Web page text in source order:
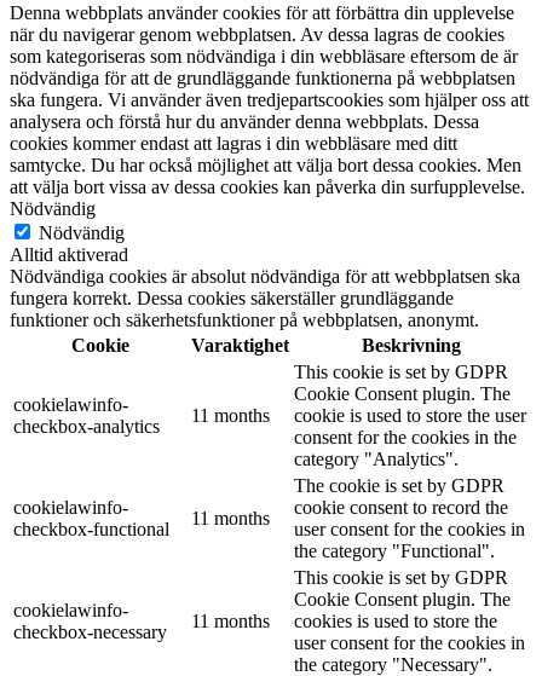
Denna webbplats använder cookies för att förbättra din upplevelse
när du navigerar genom webbplatsen. Av dessa lagras de cookies
som kategoriseras som nödvändiga i din webbläsare eftersom de är
nödvändiga för att de grundläggande funktionerna på webbplatsen
ska fungera. Vi använder även tredjepartscookies som hjälper oss att
analysera och förstå hur du använder denna webbplats. Dessa
cookies kommer endast att lagras i din webbläsare med ditt
samtycke. Du har också möjlighet att välja bort dessa cookies. Men
att välja bort vissa av dessa cookies kan påverka din surfupplevelse.
Nödvändig
Nödvändig
Alltid aktiverad
Nödvändiga cookies är absolut nödvändiga för att webbplatsen ska
fungera korrekt. Dessa cookies säkerställer grundläggande
funktioner och säkerhetsfunktioner på webbplatsen, anonymt.
Cookie
Varaktighet Beskrivning
cookielawinfo-
checkbox-analytics
11 months
This cookie is set by GDPR
Cookie Consent plugin. The
cookie is used to store the user
consent for the cookies in the
category "Analytics".
cookielawinfo-
checkbox-functional
11 months
The cookie is set by GDPR
cookie consent to record the
user consent for the cookies in
the category "Functional".
cookielawinfo-
checkbox-necessary
11 months
This cookie is set by GDPR
Cookie Consent plugin. The
cookies is used to store the
user consent for the cookies in
the category "Necessary".